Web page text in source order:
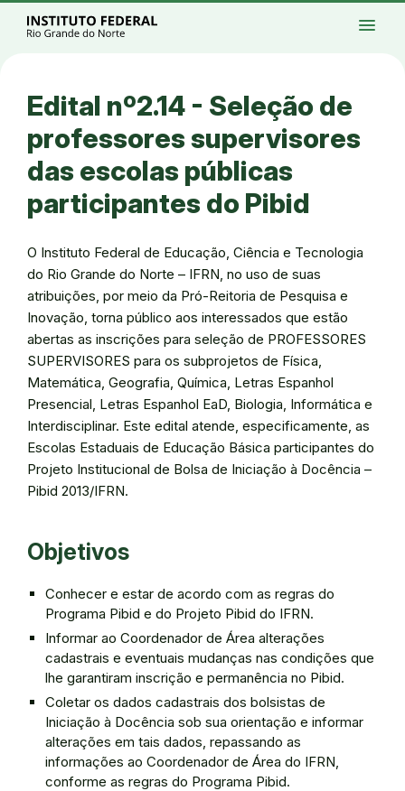
Ir para a página inicial
Ir para a busca
Alto contraste
Login da Área Administrativa
Acessibilidade
menu
Edital nº2.14 - Seleção de
professores supervisores
das escolas públicas
participantes do Pibid
O Instituto Federal de Educação, Ciência e Tecnologia
do Rio Grande do Norte – IFRN, no uso de suas
atribuições, por meio da Pró-Reitoria de Pesquisa e
Inovação, torna público aos interessados que estão
abertas as inscrições para seleção de PROFESSORES
SUPERVISORES para os subprojetos de Física,
Matemática, Geografia, Química, Letras Espanhol
Presencial, Letras Espanhol EaD, Biologia, Informática e
Interdisciplinar. Este edital atende, especificamente, as
Escolas Estaduais de Educação Básica participantes do
Projeto Institucional de Bolsa de Iniciação à Docência –
Pibid 2013/IFRN.
Objetivos
Conhecer e estar de acordo com as regras do
Programa Pibid e do Projeto Pibid do IFRN.
Informar ao Coordenador de Área alterações
cadastrais e eventuais mudanças nas condições que
lhe garantiram inscrição e permanência no Pibid.
Coletar os dados cadastrais dos bolsistas de
Iniciação à Docência sob sua orientação e informar
alterações em tais dados, repassando as
informações ao Coordenador de Área do IFRN,
conforme as regras do Programa Pibid.